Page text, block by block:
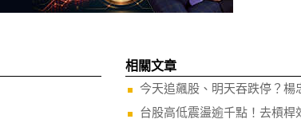
相關文章
今天追飆股、明天吞跌停？楊
台股高低震盪逾千點！去槓桿